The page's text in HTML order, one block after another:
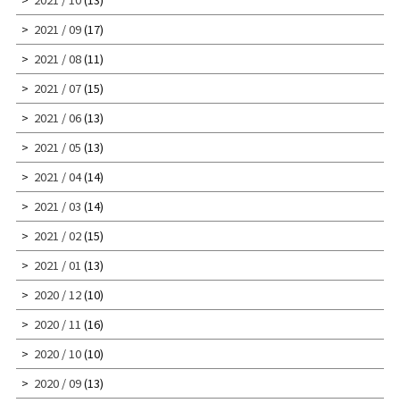
2021 / 09(17)
2021 / 08(11)
2021 / 07(15)
2021 / 06(13)
2021 / 05 (13)
2021 / 04(14)
2021 / 03 (14)
2021 / 02(15)
2021 / 01 (13)
2020 / 12(10)
2020 / 11 (16)
2020 / 10(10)
2020 / 09(13)